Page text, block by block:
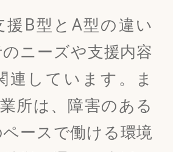
援B型とA型の違い
ニーズや支援内容
連しています。ま
所は、障害のある
ースで働ける環境